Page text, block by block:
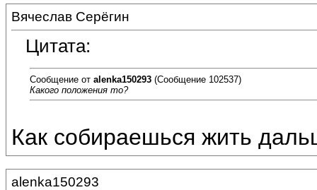
Вячеслав Серёгин
Цитата:
Сообщение от alenka150293 (Сообщение 102537)
Какого положения то?
Как собираешься жить
alenka150293